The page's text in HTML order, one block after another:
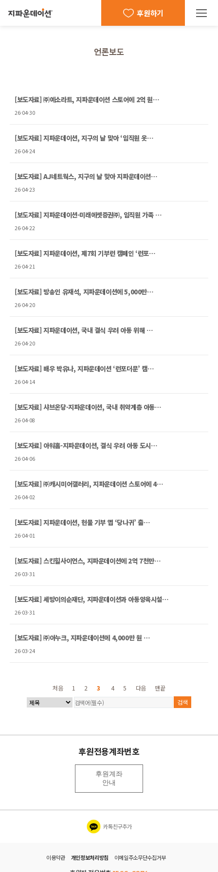
후원하기
언론보도
[보도자료] ㈜예소라트, 지파운데이션 스토어에 2억 원…
26-04-30
[보도자료] 지파운데이션, 지구의 날 맞아 ‘임직원 옷…
26-04-24
[보도자료] AJ네트웍스, 지구의 날 맞아 지파운데이션…
26-04-23
[보도자료] 지파운데이션-미래에셋증권㈜, 임직원 가족 …
26-04-22
[보도자료] 지파운데이션, 제7회 기부런 캠페인 ‘런포…
26-04-21
[보도자료] 방송인 유재석, 지파운데이션에 5,000만…
26-04-20
[보도자료] 지파운데이션, 국내 결식 우려 아동 위해 …
26-04-20
[보도자료] 배우 박유나, 지파운데이션 ‘런포더문’ 캠…
26-04-14
[보도자료] 샤브온당-지파운데이션, 국내 취약계층 아동…
26-04-08
[보도자료] 아워홈-지파운데이션, 결식 우려 아동 도시…
26-04-06
[보도자료] ㈜캐시미어갤러리, 지파운데이션 스토어에 4…
26-04-02
[보도자료] 지파운데이션, 현물 기부 앱 ‘당나귀’ 출…
26-04-01
[보도자료] 스킨힐사이언스, 지파운데이션에 2억 7천만…
26-03-31
[보도자료] 세방이의순재단, 지파운데이션과 아동양육시설…
26-03-31
[보도자료] ㈜아누크, 지파운데이션에 4,000만 원 …
26-03-24
처음 1 2 3 4 5 다음 맨끝
후원전용계좌번호
후원계좌
안내
카톡친구추가
이용약관 개인정보처리방침 이메일주소무단수집거부